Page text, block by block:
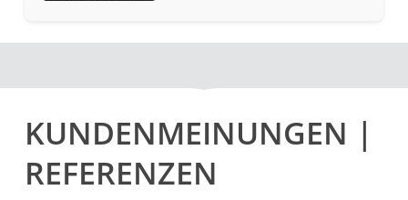
KUNDENMEINUNGEN |
REFERENZEN